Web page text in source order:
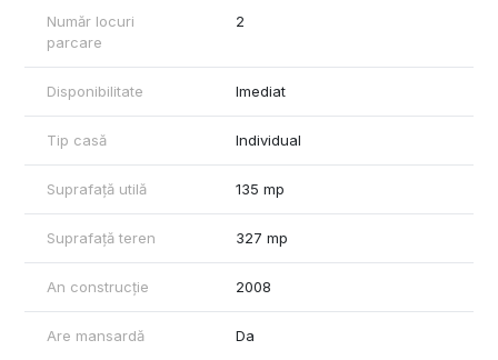
Locuința se vinde complet mobilată și utilată, exact ca în
fotografii, fiind pregătită pentru mutare imediată.
Localizarea este un avantaj important, cu acces rapid către
familie.
ID intern: CP2969855
Număr locuri
parcare
2
Disponibilitate Imediat
Tip casă Individual
Suprafață utilă 135 mp
Suprafață teren 327 mp
An construcție 2008
Are mansardă Da